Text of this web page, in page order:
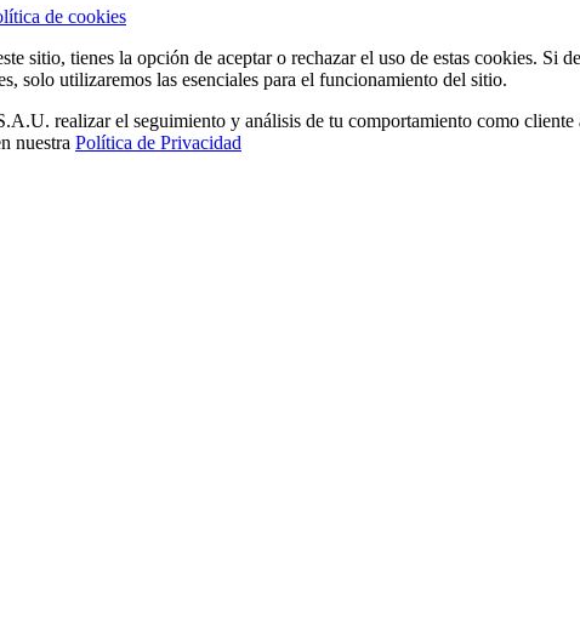
de cookies
sitio, tienes la opción de aceptar o rechazar el uso de estas cookies. Si
solo utilizaremos las esenciales para el funcionamiento del sitio.
realizar el seguimiento y análisis de tu comportamiento como
nuestra Política de Privacidad